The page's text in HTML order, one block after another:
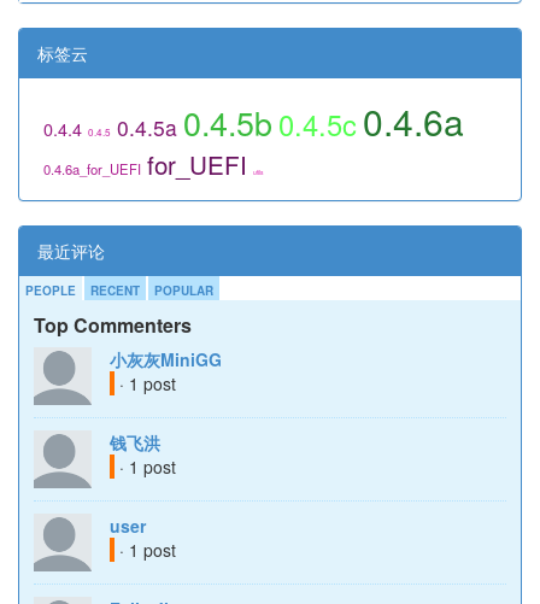
标签云
0.4.4 0.4.5 0.4.5a 0.4.5b 0.4.5c0.4.6a
0.4.6a_for_UEFI for_UEFI utils
最近评论
PEOPLE RECENT POPULAR
Top Commenters
小灰灰MiniGG
· 1 post
钱飞洪
· 1 post
user
· 1 post